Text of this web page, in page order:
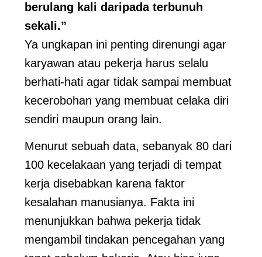
berulang kali daripada terbunuh
sekali.”
Ya ungkapan ini penting direnungi agar
karyawan atau pekerja harus selalu
berhati-hati agar tidak sampai membuat
kecerobohan yang membuat celaka diri
sendiri maupun orang lain.
Menurut sebuah data, sebanyak 80 dari
100 kecelakaan yang terjadi di tempat
kerja disebabkan karena faktor
kesalahan manusianya. Fakta ini
menunjukkan bahwa pekerja tidak
mengambil tindakan pencegahan yang